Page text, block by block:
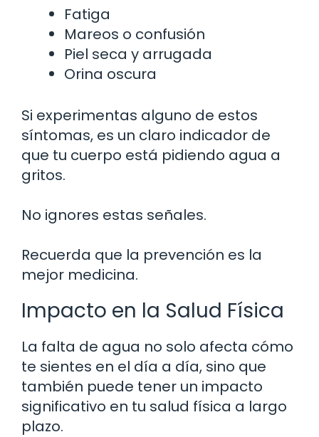
Fatiga
Mareos o confusión
Piel seca y arrugada
Orina oscura
Si experimentas alguno de estos
síntomas, es un claro indicador de
que tu cuerpo está pidiendo agua a
gritos.
No ignores estas señales.
Recuerda que la prevención es la
mejor medicina.
Impacto en la Salud Física
La falta de agua no solo afecta cómo
te sientes en el día a día, sino que
también puede tener un impacto
significativo en tu salud física a largo
plazo.